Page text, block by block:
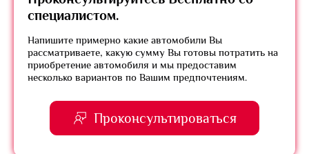
специалистом.
Напишите примерно какие автомобили Вы
рассматриваете, какую сумму Вы готовы потратить на
приобретение автомобиля и мы предоставим
несколько вариантов по Вашим предпочтениям.
Проконсультироваться